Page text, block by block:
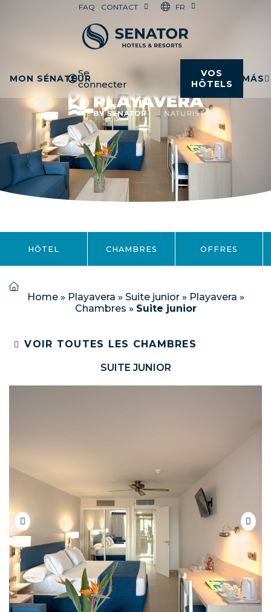
FAQ CONTACT FR
MON SÉNATEUR
Se
connecter
VOS
HÔTELS
MÁS
HÔTEL CHAMBRES OFFRES
Home» Playavera » Suite junior» Playavera »
Chambres » Suite junior
VOIR TOUTES LES CHAMBRES
SUITE JUNIOR